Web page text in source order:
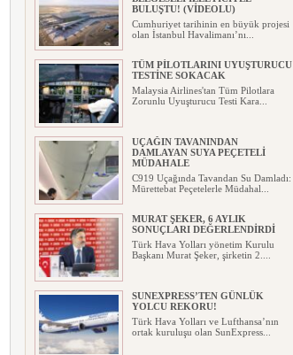
BULUŞTU! (VİDEOLU)
Cumhuriyet tarihinin en büyük projesi
olan İstanbul Havalimanı’nı...
TÜM PİLOTLARINI UYUŞTURUCU
TESTİNE SOKACAK
Malaysia Airlines'tan Tüm Pilotlara
Zorunlu Uyuşturucu Testi Kara...
UÇAĞIN TAVANINDAN
DAMLAYAN SUYA PEÇETELİ
MÜDAHALE
C919 Uçağında Tavandan Su Damladı:
Mürettebat Peçetelerle Müdahal...
MURAT ŞEKER, 6 AYLIK
SONUÇLARI DEĞERLENDİRDİ
Türk Hava Yolları yönetim Kurulu
Başkanı Murat Şeker, şirketin 2....
SUNEXPRESS’TEN GÜNLÜK
YOLCU REKORU!
Türk Hava Yolları ve Lufthansa’nın
ortak kuruluşu olan SunExpress...